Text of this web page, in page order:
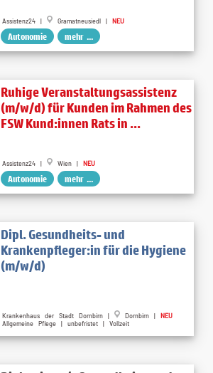
Assistenz24 | Gramatneusiedl | NEU
Autonomie mehr ...
Ruhige Veranstaltungsassistenz
(m/w/d) für Kunden im Rahmen des
FSW Kund:innen Rats in ...
Assistenz24 | Wien | NEU
Autonomie mehr ...
Dipl. Gesundheits- und
Krankenpfleger:in für die Hygiene
(m/w/d)
Krankenhaus der Stadt Dornbirn | Dornbirn | NEU
Allgemeine Pflege | unbefristet | Vollzeit